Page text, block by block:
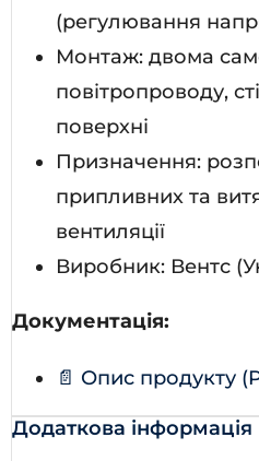
(регулювання
Монтаж: двома
повітропроводу,
поверхні
Призначення:
припливних та
вентиляції
Виробник: Вентс
Документація:
📄 Опис продукту
Додаткова інформація